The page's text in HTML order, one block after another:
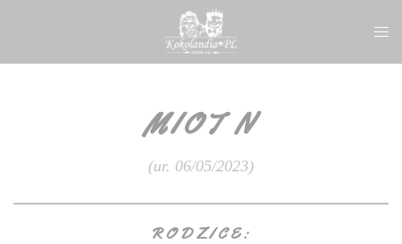
MIOT N
(ur. 06/05/2023)
RODZICE: